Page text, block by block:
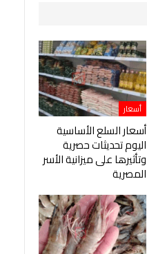
أسعار
أسعار السلع الأساسية
اليوم تحديثات حصرية
وتأثيرها على ميزانية الأسر
المصرية